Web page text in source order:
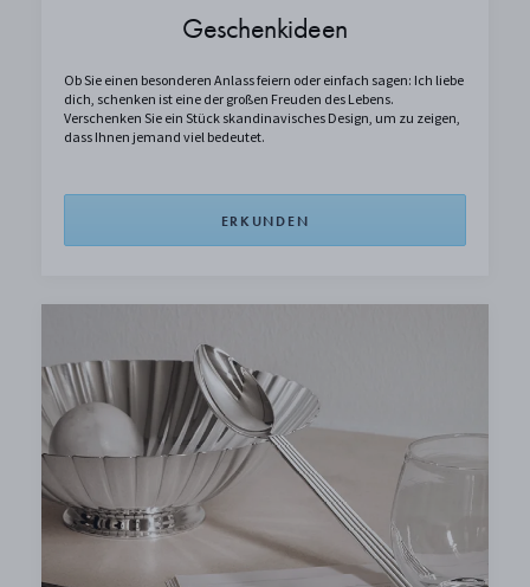
Geschenkideen
Ob Sie einen besonderen Anlass feiern oder einfach sagen: Ich liebe
dich, schenken ist eine der großen Freuden des Lebens.
Verschenken Sie ein Stück skandinavisches Design, um zu zeigen,
dass Ihnen jemand viel bedeutet.
ERKUNDEN